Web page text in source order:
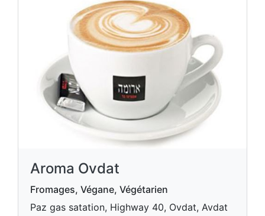
Aroma Ovdat
Fromages, Végane, Végétarien
Paz gas satation, Highway 40, Ovdat, Avdat